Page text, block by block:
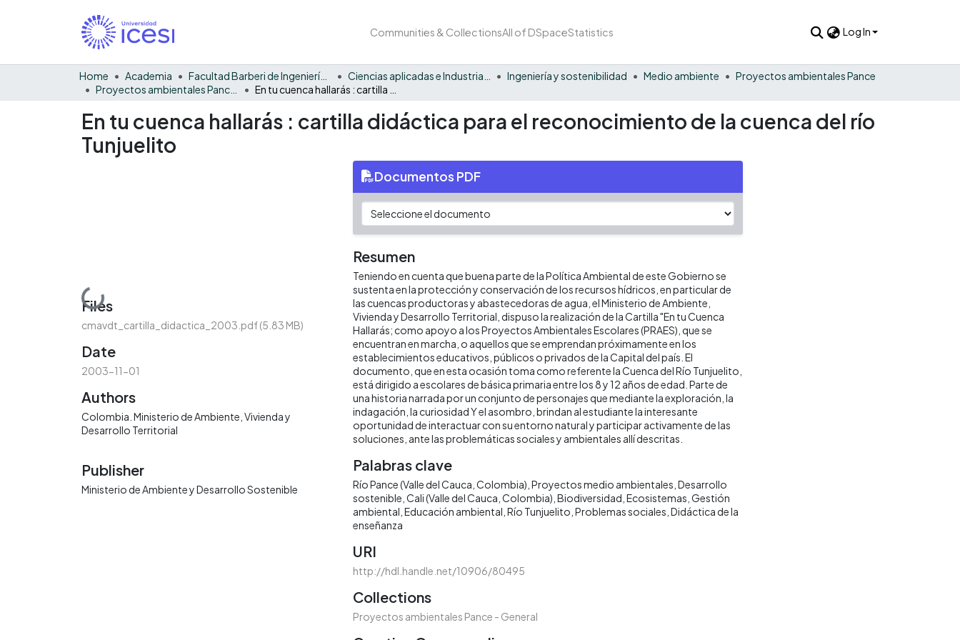
Communities & CollectionsAll of DSpaceStatistics Log In
Home Academia Facultad Barberi de Ingeniería, Diseño y Ciencias Aplicadas Ingeniería y sostenibilidad Medio ambiente
Proyectos ambientales Pance
En tu cuenca hallarás : cartilla didáctica para el reconocimiento de la cuenca del río
Tunjuelito
Loading...
Files
cmavdt_cartilla_didactica_2003.pdf(5.83 MB)
Date
2003-11-01
Authors
Colombia. Ministerio de Ambiente, Vivienda y
Desarrollo Territorial
Publisher
Ministerio de Ambiente y Desarrollo Sostenible
Documentos PDF
Resumen
Teniendo en cuenta que buena parte de la Política Ambiental de este Gobierno se
sustenta en la protección y conservación de los recursos hídricos, en particular de
las cuencas productoras y abastecedoras de agua, el Ministerio de Ambiente,
Vivienda y Desarrollo Territorial, dispuso la realización de la Cartilla "En tu Cuenca
Hallarás; como apoyo a los Proyectos Ambientales Escolares (PRAES), que se
encuentran en marcha, o aquellos que se emprendan próximamente en los
establecimientos educativos, públicos o privados de la Capital del país. El
documento, que en esta ocasión toma como referente la Cuenca del Río Tunjuelito,
está dirigido a escolares de básica primaria entre los 8 y 12 años de edad. Parte de
una historia narrada por un conjunto de personajes que mediante la exploración, la
indagación, la curiosidad Y el asombro, brindan al estudiante la interesante
oportunidad de interactuar con su entorno natural y participar activamente de las
soluciones, ante las problemáticas sociales y ambientales allí descritas.
Palabras clave
Río Pance (Valle del Cauca, Colombia) Proyectos medio ambientales Desarrollo
sostenible Cali (Valle del Cauca, Colombia) Biodiversidad Ecosistemas Gestión
ambiental Educación ambiental Río Tunjuelito Problemas sociales Didáctica de la
enseñanza
URI
http://hdl.handle.net/10906/80495
Collections
Proyectos ambientales Pance - General